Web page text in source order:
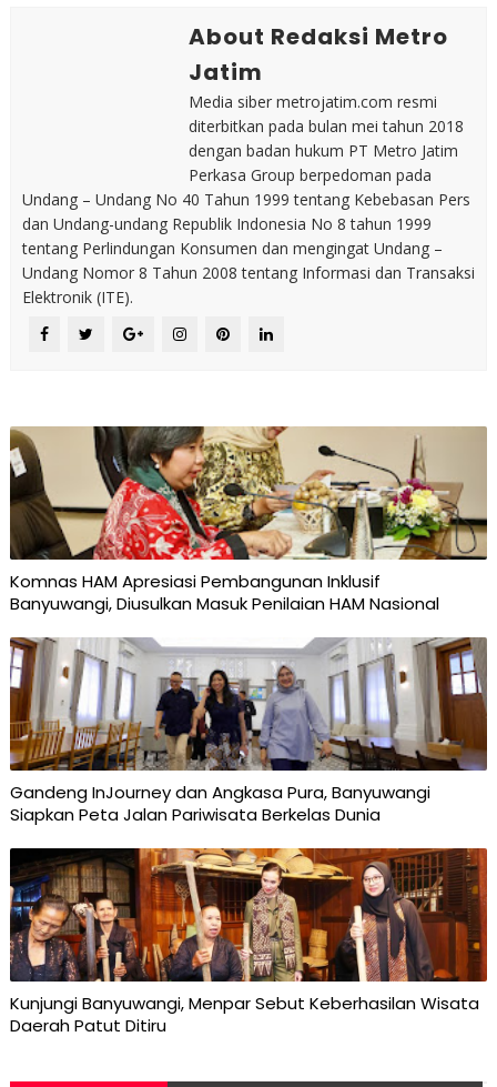
About Redaksi Metro
Jatim
Media siber metrojatim.com resmi
diterbitkan pada bulan mei tahun 2018
dengan badan hukum PT Metro Jatim
Perkasa Group berpedoman pada
Undang – Undang No 40 Tahun 1999 tentang Kebebasan Pers
dan Undang-undang Republik Indonesia No 8 tahun 1999
tentang Perlindungan Konsumen dan mengingat Undang –
Undang Nomor 8 Tahun 2008 tentang Informasi dan Transaksi
Elektronik (ITE).
Komnas HAM Apresiasi Pembangunan Inklusif
Banyuwangi, Diusulkan Masuk Penilaian HAM Nasional
Gandeng InJourney dan Angkasa Pura, Banyuwangi
Siapkan Peta Jalan Pariwisata Berkelas Dunia
Kunjungi Banyuwangi, Menpar Sebut Keberhasilan Wisata
Daerah Patut Ditiru